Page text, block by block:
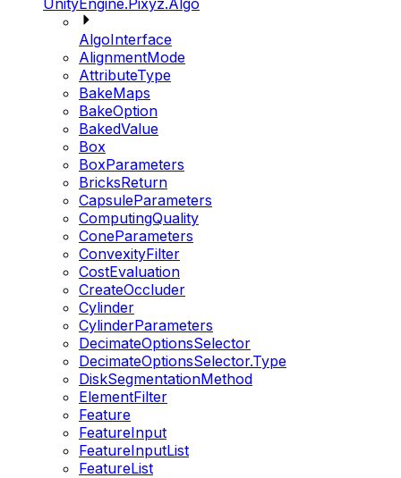
UnityEngine.Pixyz.Algo
AlgoInterface
AlignmentMode
AttributeType
BakeMaps
BakeOption
BakedValue
Box
BoxParameters
BricksReturn
CapsuleParameters
ComputingQuality
ConeParameters
ConvexityFilter
CostEvaluation
CreateOccluder
Cylinder
CylinderParameters
DecimateOptionsSelector
DecimateOptionsSelector.Type
DiskSegmentationMethod
ElementFilter
Feature
FeatureInput
FeatureInputList
FeatureList